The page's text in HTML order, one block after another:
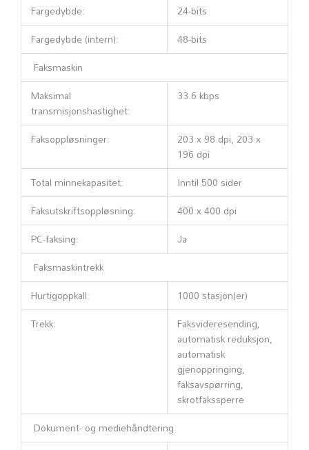
Fargedybde:
24-bits
Fargedybde (intern):
48-bits
Faksmaskin
Maksimal
transmisjonshastighet:
33.6 kbps
Faksoppløsninger:
203 x 98 dpi, 203 x
196 dpi
Total minnekapasitet:
Inntil 500 sider
Faksutskriftsoppløsning:
400 x 400 dpi
PC-faksing:
Ja
Faksmaskintrekk
Hurtigoppkall:
1000 stasjon(er)
Trekk:
Faksvideresending,
automatisk reduksjon,
automatisk
gjenoppringing,
faksavspørring,
skrotfakssperre
Dokument- og mediehåndtering